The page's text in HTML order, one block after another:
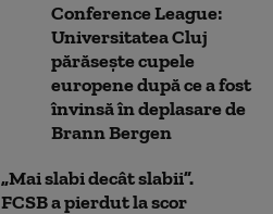
Conference League:
Universitatea Cluj
părăseşte cupele
europene după ce a fost
învinsă în deplasare de
Brann Bergen
„Mai slabi decât slabii”.
FCSB a pierdut la scor